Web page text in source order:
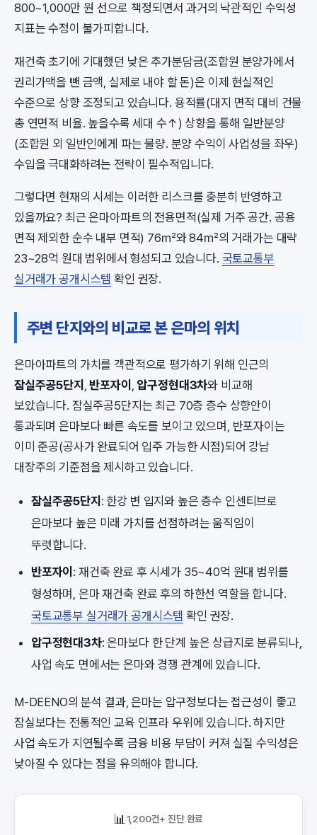
800~1,000만 원 선으로 책정되면서 과거의 낙관적인 수익성
지표는 수정이 불가피합니다.
재건축 초기에 기대했던 낮은 추가분담금(조합원 분양가에서
권리가액을 뺀 금액, 실제로 내야 할 돈)은 이제 현실적인
수준으로 상향 조정되고 있습니다. 용적률(대지 면적 대비 건물
총 연면적 비율. 높을수록 세대 수↑) 상향을 통해 일반분양
(조합원 외 일반인에게 파는 물량. 분양 수익이 사업성을 좌우)
수입을 극대화하려는 전략이 필수적입니다.
그렇다면 현재의 시세는 이러한 리스크를 충분히 반영하고
있을까요? 최근 은마아파트의 전용면적(실제 거주 공간. 공용
면적 제외한 순수 내부 면적) 76㎡와 84㎡의 거래가는 대략
23~28억 원대 범위에서 형성되고 있습니다. 국토교통부
실거래가 공개시스템 확인 권장.
주변 단지와의 비교로 본 은마의 위치
은마아파트의 가치를 객관적으로 평가하기 위해 인근의
잠실주공5단지 ,반포자이 , 압구정현대3차와 비교해
보았습니다. 잠실주공5단지는 최근 70층 층수 상향안이
통과되며 은마보다 빠른 속도를 보이고 있으며, 반포자이는
이미 준공(공사가 완료되어 입주 가능한 시점)되어 강남
대장주의 기준점을 제시하고 있습니다.
잠실주공5단지 : 한강 변 입지와 높은 층수 인센티브로
은마보다 높은 미래 가치를 선점하려는 움직임이
뚜렷합니다.
반포자이 : 재건축 완료 후 시세가 35~40억 원대 범위를
형성하며, 은마 재건축 완료 후의 하한선 역할을 합니다.
국토교통부 실거래가 공개시스템 확인 권장.
압구정현대3차: 은마보다 한 단계 높은 상급지로 분류되나,
사업 속도 면에서는 은마와 경쟁 관계에 있습니다.
M-DEENO의 분석 결과, 은마는 압구정보다는 접근성이 좋고
잠실보다는 전통적인 교육 인프라 우위에 있습니다. 하지만
사업 속도가 지연될수록 금융 비용 부담이 커져 실질 수익성은
낮아질 수 있다는 점을 유의해야 합니다.
📊 1,200건+ 진단 완료